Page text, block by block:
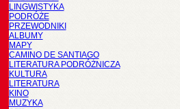
LINGWISTYKA
PODRÓŻE
PRZEWODNIKI
ALBUMY
MAPY
CAMINO DE SANTIAGO
LITERATURA PODRÓŻNICZA
KULTURA
LITERATURA
KINO
MUZYKA